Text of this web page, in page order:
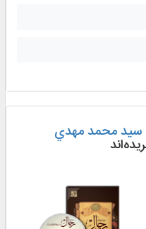
سيد محمد مهدي